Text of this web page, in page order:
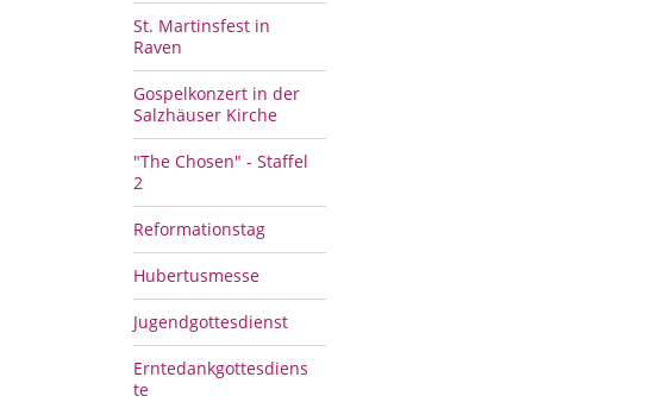
St. Martinsfest in
Raven
Gospelkonzert in der
Salzhäuser Kirche
"The Chosen" - Staffel
2
Reformationstag
Hubertusmesse
Jugendgottesdienst
Erntedankgottesdiens
te